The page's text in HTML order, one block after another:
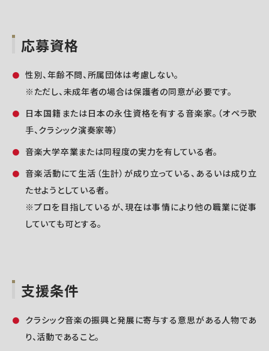
応募資格
性別、年齢不問、所属団体は考慮しない。
※ただし、未成年者の場合は保護者の同意が必要です。
日本国籍または日本の永住資格を有する音楽家。（オペラ歌
手、クラシック演奏家等）
音楽大学卒業または同程度の実力を有している者。
音楽活動にて生活（生計）が成り立っている、あるいは成り立
たせようとしている者。
※プロを目指しているが、現在は事情により他の職業に従事
していても可とする。
支援条件
クラシック音楽の振興と発展に寄与する意思がある人物であ
り、活動であること。